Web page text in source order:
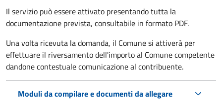
Il servizio può essere attivato presentando tutta la
documentazione prevista, consultabile in formato PDF.
Una volta ricevuta la domanda, il Comune si attiverà per
effettuare il riversamento dell'importo al Comune competente
dandone contestuale comunicazione al contribuente.
Moduli da compilare e documenti da allegare